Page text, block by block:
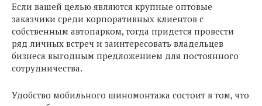
Если вашей целью являются крупные оптовые
заказчики среди корпоративных клиентов с
собственным автопарком, тогда придется провести
ряд личных встреч и заинтересовать владельцев
бизнеса выгодным предложением для постоянного
сотрудничества.
Удобство мобильного шиномонтажа состоит в том, что